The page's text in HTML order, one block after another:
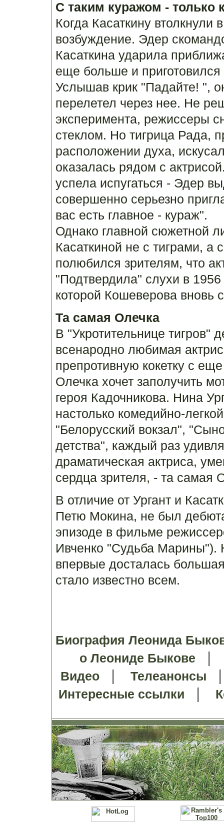
С таким куражом - только
Когда Касаткину втолкнули
возбуждение. Эдер
Касаткина ударила
еще больше и
Услышав крик "Падайте! ",
перелетел через нее. Не
эксперимента, режиссеры
стеклом. Но тигрица Рада,
расположении духа,
оказалась рядом с
успела испугаться - Эдер
совершенно серьезно
вас есть главное - кураж".
Однако главной сюжетной
Касаткиной не с тиграми, а
полюбился зрителям, что
"Подтвердила" слухи в
которой Кошеверова вновь
Та самая Олечка
В "Укротительнице
всенародно любимая
препротивную кокетку с
Олечка хочет заполучить
героя Кадочникова. Нина
настолько комедийно-
"Белорусский вокзал",
детства", каждый раз
драматическая актриса,
сердца зрителя, - та самая
В отличие от Ургант и
Петю Мокина, не был
эпизоде в фильме
Ивченко "Судьба Марины").
впервые досталась
стало известно всем.
Биография Леонида
о Леониде Быкове
Видео| Телеанонсы
Интересные ссылки |